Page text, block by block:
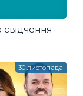
30 листопада